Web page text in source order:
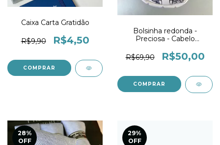
Caixa Carta Gratidão
R$9,90 R$4,50
Bolsinha redonda -
Preciosa - Cabelo
R$69,90
R$50,00
28%
OFF
29%
OFF